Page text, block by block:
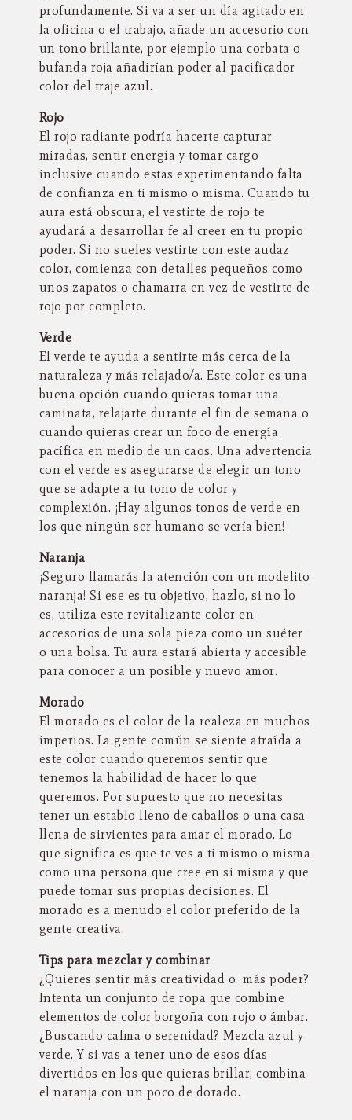
profundamente. Si va a ser un día agitado en
la oficina o el trabajo, añade un accesorio con
un tono brillante, por ejemplo una corbata o
bufanda roja añadirían poder al pacificador
color del traje azul.
Rojo
El rojo radiante podría hacerte capturar
miradas, sentir energía y tomar cargo
inclusive cuando estas experimentando falta
de confianza en ti mismo o misma. Cuando tu
aura está obscura, el vestirte de rojo te
ayudará a desarrollar fe al creer en tu propio
poder. Si no sueles vestirte con este audaz
color, comienza con detalles pequeños como
unos zapatos o chamarra en vez de vestirte de
rojo por completo.
Verde
El verde te ayuda a sentirte más cerca de la
naturaleza y más relajado/a. Este color es una
buena opción cuando quieras tomar una
caminata, relajarte durante el fin de semana o
cuando quieras crear un foco de energía
pacífica en medio de un caos. Una advertencia
con el verde es asegurarse de elegir un tono
que se adapte a tu tono de color y
complexión. ¡Hay algunos tonos de verde en
los que ningún ser humano se vería bien!
Naranja
¡Seguro llamarás la atención con un modelito
naranja! Si ese es tu objetivo, hazlo, si no lo
es, utiliza este revitalizante color en
accesorios de una sola pieza como un suéter
o una bolsa. Tu aura estará abierta y accesible
para conocer a un posible y nuevo amor.
Morado
El morado es el color de la realeza en muchos
imperios. La gente común se siente atraída a
este color cuando queremos sentir que
tenemos la habilidad de hacer lo que
queremos. Por supuesto que no necesitas
tener un establo lleno de caballos o una casa
llena de sirvientes para amar el morado. Lo
que significa es que te ves a ti mismo o misma
como una persona que cree en si misma y que
puede tomar sus propias decisiones. El
morado es a menudo el color preferido de la
gente creativa.
Tips para mezclar y combinar
¿Quieres sentir más creatividad o más poder?
Intenta un conjunto de ropa que combine
elementos de color borgoña con rojo o ámbar.
¿Buscando calma o serenidad? Mezcla azul y
verde. Y si vas a tener uno de esos días
divertidos en los que quieras brillar, combina
el naranja con un poco de dorado.